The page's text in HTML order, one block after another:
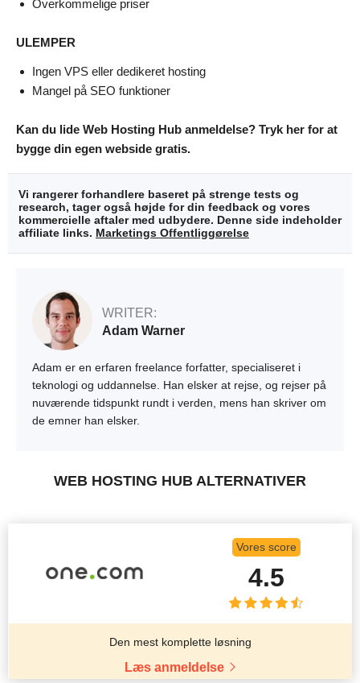
Overkommelige priser
ULEMPER
Ingen VPS eller dedikeret hosting
Mangel på SEO funktioner
Kan du lide Web Hosting Hub anmeldelse? Tryk her for at
bygge din egen webside gratis.
Vi rangerer forhandlere baseret på strenge tests og
research, tager også højde for din feedback og vores
kommercielle aftaler med udbydere. Denne side indeholder
affiliate links. Marketings Offentliggørelse
WRITER:
Adam Warner
Adam er en erfaren freelance forfatter, specialiseret i
teknologi og uddannelse. Han elsker at rejse, og rejser på
nuværende tidspunkt rundt i verden, mens han skriver om
de emner han elsker.
WEB HOSTING HUB ALTERNATIVER
Vores score
4.5
Den mest komplette løsning
Læs anmeldelse